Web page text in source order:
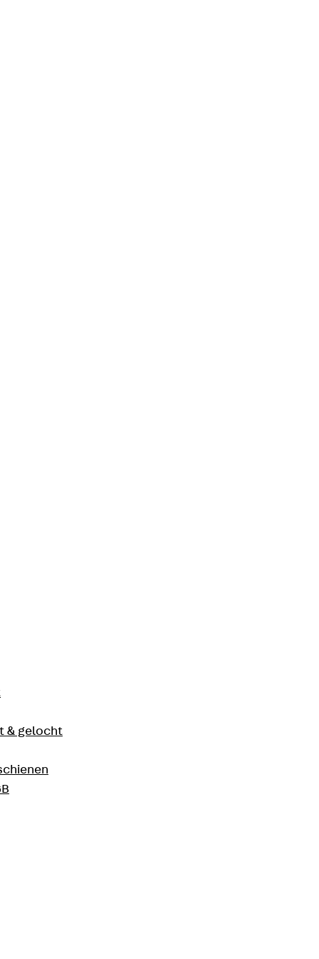
& gelocht
morgen
stattfindende Intralogistikmesse Europas
Im Mittelpunkt stehen zukunftsweisende Fragen
und intelligenten Roboterassistenten
Technologien für moderne
einsetzbares Schutzsystem für die
Wiferion - a PULS brand, der mit einem
vorstellen.
Logistik effizienter zu machen.